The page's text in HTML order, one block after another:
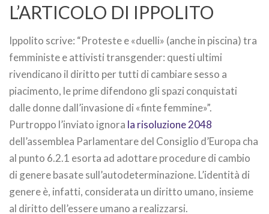
L’ARTICOLO DI IPPOLITO
Ippolito scrive: “Proteste e «duelli» (anche in piscina) tra
femministe e attivisti transgender: questi ultimi
rivendicano il diritto per tutti di cambiare sesso a
piacimento, le prime difendono gli spazi conquistati
dalle donne dall’invasione di «finte femmine»”.
Purtroppo l’inviato ignora la risoluzione 2048
dell’assemblea Parlamentare del Consiglio d’Europa cha
al punto 6.2.1 esorta ad adottare procedure di cambio
di genere basate sull’autodeterminazione. L’identità di
genere è, infatti, considerata un diritto umano, insieme
al diritto dell’essere umano a realizzarsi.